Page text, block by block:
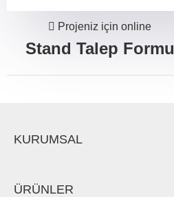
Projeniz için online
Stand Talep Formu
KURUMSAL
ÜRÜNLER